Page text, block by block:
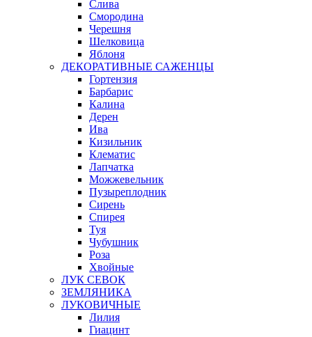
Слива
Смородина
Черешня
Шелковица
Яблоня
ДЕКОРАТИВНЫЕ САЖЕНЦЫ
Гортензия
Барбарис
Калина
Дерен
Ива
Кизильник
Клематис
Лапчатка
Можжевельник
Пузыреплодник
Сирень
Спирея
Туя
Чубушник
Роза
Хвойные
ЛУК СЕВОК
ЗЕМЛЯНИКА
ЛУКОВИЧНЫЕ
Лилия
Гиацинт